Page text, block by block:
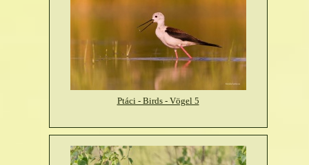
Ptáci - Birds - Vögel 5